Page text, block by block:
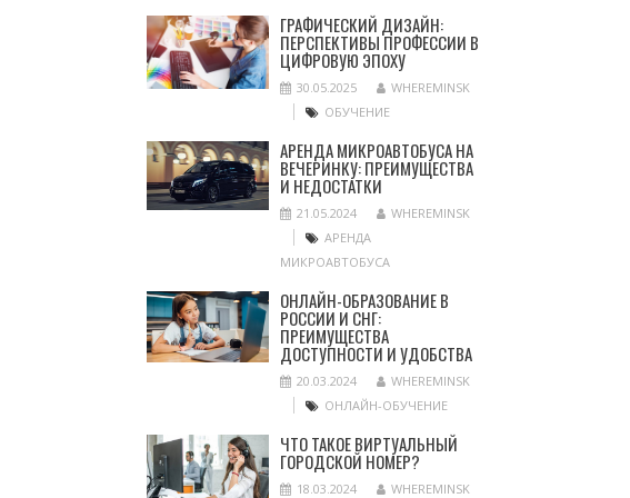
ГРАФИЧЕСКИЙ ДИЗАЙН:
ПЕРСПЕКТИВЫ ПРОФЕССИИ В
ЦИФРОВУЮ ЭПОХУ
30.05.2025
WHEREMINSK
ОБУЧЕНИЕ
АРЕНДА МИКРОАВТОБУСА НА
ВЕЧЕРИНКУ: ПРЕИМУЩЕСТВА
И НЕДОСТАТКИ
21.05.2024
WHEREMINSK
АРЕНДА
МИКРОАВТОБУСА
ОНЛАЙН-ОБРАЗОВАНИЕ В
РОССИИ И СНГ:
ПРЕИМУЩЕСТВА
ДОСТУПНОСТИ И УДОБСТВА
20.03.2024
WHEREMINSK
ОНЛАЙН-ОБУЧЕНИЕ
ЧТО ТАКОЕ ВИРТУАЛЬНЫЙ
ГОРОДСКОЙ НОМЕР?
18.03.2024
WHEREMINSK